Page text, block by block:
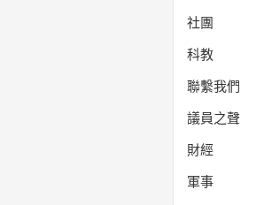
社團
科教
聯繫我們
議員之聲
財經
軍事